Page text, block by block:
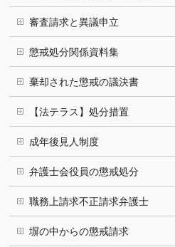
審査請求と異議申立
懲戒処分関係資料集
棄却された懲戒の議決書
【法テラス】処分措置
成年後見人制度
弁護士会役員の懲戒処分
職務上請求不正請求弁護士
塀の中からの懲戒請求